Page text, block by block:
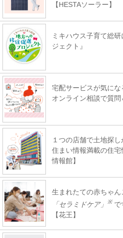
【HESTAソーラー】
ミキハウス子育て総
ジェクト』
宅配サービスが気に
オンライン相談で質
１つの店舗で土地探
住まい情報満載の住
情報館】
生まれたての赤ちゃ
「セラミドケア」
※ で
【花王】